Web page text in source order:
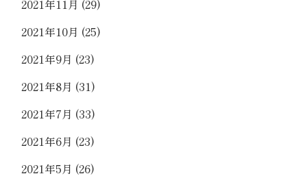
2021年11月 (29)
2021年10月 (25)
2021年9月 (23)
2021年8月 (31)
2021年7月 (33)
2021年6月 (23)
2021年5月 (26)